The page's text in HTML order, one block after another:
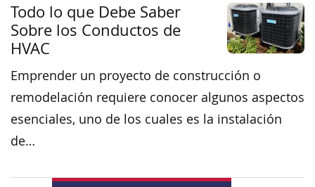
Todo lo que Debe Saber
Sobre los Conductos de
HVAC
Emprender un proyecto de construcción o
remodelación requiere conocer algunos aspectos
esenciales, uno de los cuales es la instalación
de…